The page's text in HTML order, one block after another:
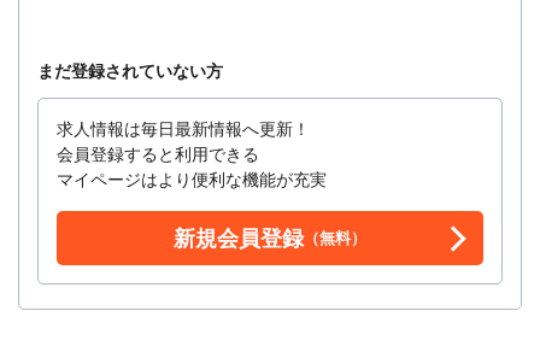
まだ登録されていない方
求人情報は毎日最新情報へ更新！
会員登録すると利用できる
マイページはより便利な機能が充実
新規会員登録（無料）